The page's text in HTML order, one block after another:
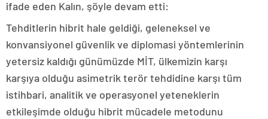
ifade eden Kalın, şöyle devam etti:
Tehditlerin hibrit hale geldiği, geleneksel ve
konvansiyonel güvenlik ve diplomasi yöntemlerinin
yetersiz kaldığı günümüzde MİT, ülkemizin karşı
karşıya olduğu asimetrik terör tehdidine karşı tüm
istihbari, analitik ve operasyonel yeteneklerin
etkileşimde olduğu hibrit mücadele metodunu